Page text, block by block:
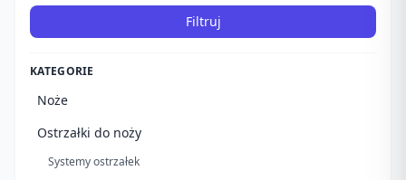
Filtruj
KATEGORIE
Noże
Ostrzałki do noży
Systemy ostrzałek